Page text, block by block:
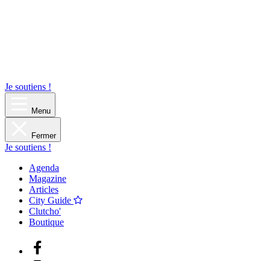
Je soutiens !
Menu
Fermer
Je soutiens !
Agenda
Magazine
Articles
City Guide
Clutcho'
Boutique